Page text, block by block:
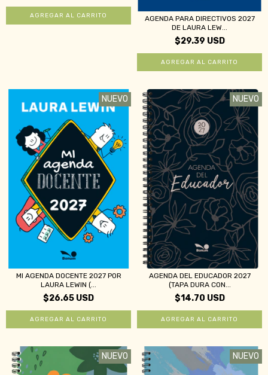
AGENDA PARA DIRECTIVOS 2027
DE LAURA LEW...
$29.39 USD
NUEVO
MI AGENDA DOCENTE 2027 POR
LAURA LEWIN (...
$26.65 USD
NUEVO
AGENDA DEL EDUCADOR 2027
(TAPA DURA CON...
$14.70 USD
NUEVO NUEVO